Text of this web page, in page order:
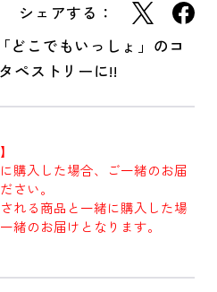
シェアする：
どこでもいっしょ」のコ
ペストリーに!!
購入した場合、ご一緒のお届
さい。
れる商品と一緒に購入した場
緒のお届けとなります。